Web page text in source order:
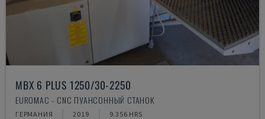
MBX 6 PLUS 1250/30-2250
EUROMAC - CNC ПУАНСОННЫЙ СТАНОК
ГЕРМАНИЯ 2019 9.356 HRS